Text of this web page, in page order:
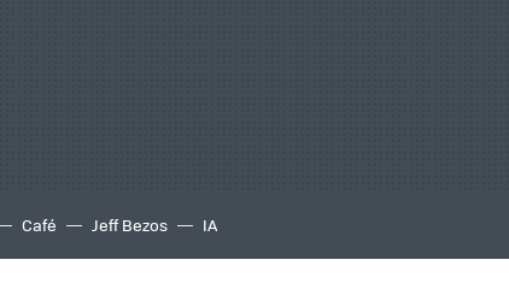
Café Jeff Bezos IA